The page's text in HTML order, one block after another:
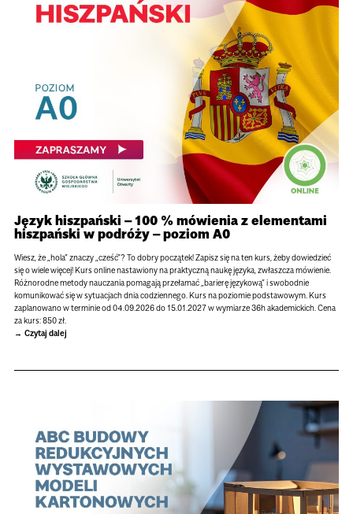
Język hiszpański – 100 % mówienia z elementami
hiszpański w podróży – poziom A0
Wiesz, że „hola” znaczy „cześć”? To dobry początek! Zapisz się na ten kurs, żeby dowiedzieć
się o wiele więcej! Kurs online nastawiony na praktyczną naukę języka, zwłaszcza mówienie.
Różnorodne metody nauczania pomagają przełamać „barierę językową” i swobodnie
komunikować się w sytuacjach dnia codziennego. Kurs na poziomie podstawowym. Kurs
zaplanowano w terminie od 04.09.2026 do 15.01.2027 w wymiarze 36h akademickich. Cena
za kurs: 850 zł.
Czytaj dalej